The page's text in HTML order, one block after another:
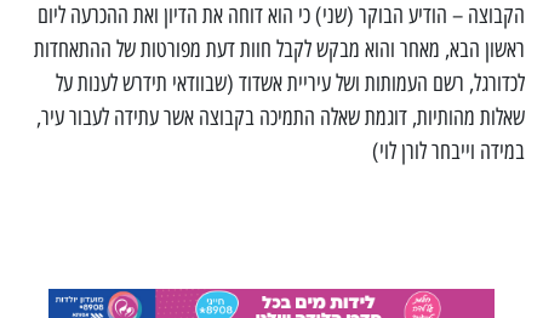
הקבוצה – הודיע הבוקר (שני) כי הוא דוחה את הדיון ואת ההכרעה ליום
ראשון הבא, מאחר והוא מבקש לקבל חוות דעת מפורטות של ההתאחדות
לכדורגל, רשם העמותות ושל עיריית אשדוד (שבוודאי תידרש לענות על
שאלות מהותיות, דוגמת שאלה התמיכה בקבוצה אשר עתידה לעבור עיר,
במידה וייבחר לורן לוי)